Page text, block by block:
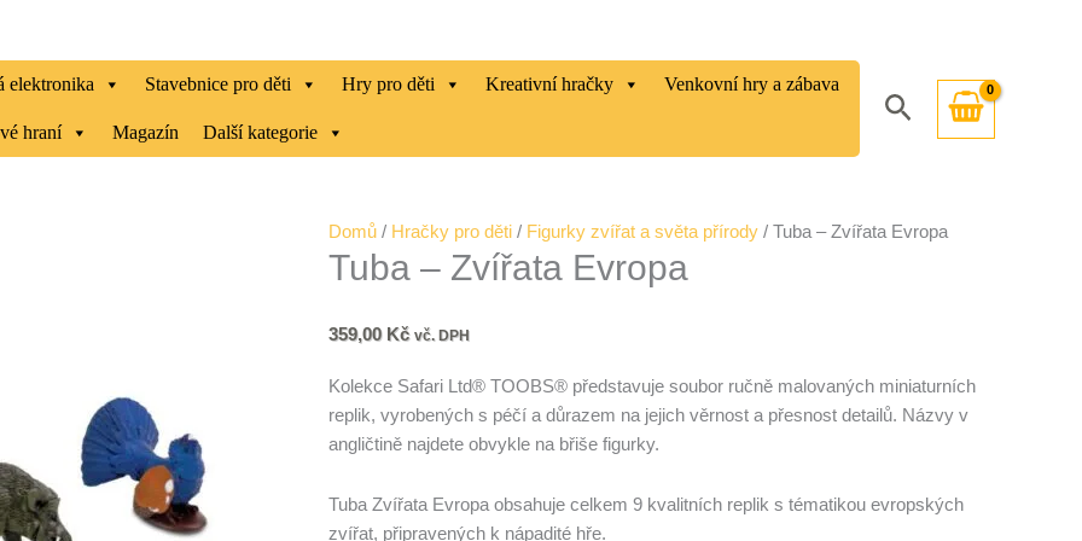
elektronika Stavebnice pro děti Hry pro děti Kreativní hračky Venkovní hry a zábava
hraní Magazín Další kategorie
Hledat
Domů / Hračky pro děti / Figurky zvířat a světa přírody / Tuba – Zvířata Evropa
Tuba – Zvířata Evropa
359,00 Kč vč. DPH
Kolekce Safari Ltd® TOOBS® představuje soubor ručně malovaných miniaturních
replik, vyrobených s péčí a důrazem na jejich věrnost a přesnost detailů. Názvy v
angličtině najdete obvykle na břiše figurky.
Tuba Zvířata Evropa obsahuje celkem 9 kvalitních replik s tématikou evropských
zvířat, připravených k nápadité hře.
Tuba
-
množství